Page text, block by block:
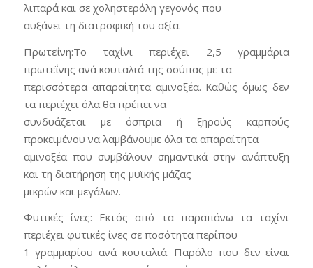
λιπαρά και σε χοληστερόλη γεγονός που
αυξάνει τη διατροφική του αξία.
Πρωτεΐνη:Το ταχίνι περιέχει 2,5 γραμμάρια
πρωτεΐνης ανά κουταλιά της σούπας με τα
περισσότερα απαραίτητα αμινοξέα. Καθώς όμως δεν
τα περιέχει όλα θα πρέπει να
συνδυάζεται με όσπρια ή ξηρούς καρπούς
προκειμένου να λαμβάνουμε όλα τα απαραίτητα
αμινοξέα που συμβάλουν σημαντικά στην ανάπτυξη
και τη διατήρηση της μυϊκής μάζας
μικρών και μεγάλων.
Φυτικές ίνες: Εκτός από τα παραπάνω τα ταχίνι
περιέχει φυτικές ίνες σε ποσότητα περίπου
1 γραμμαρίου ανά κουταλιά. Παρόλο που δεν είναι